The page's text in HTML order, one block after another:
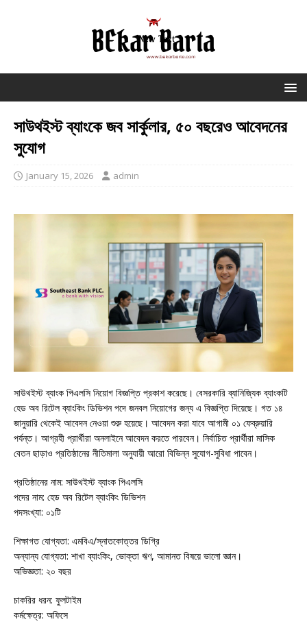
সাউথইস্ট ব্যাংকে জব সার্কুলার, ৫০ বছরেও আবেদনের
সুযোগ
January 15, 2026 admin
সাউথইস্ট ব্যাংক পিএলসি নিয়োগ বিজ্ঞপ্তি প্রকাশ করেছে। বেসরকারি ব্যানিজ্যিক ব্যাংকটি
হেড অব রিটেল ব্যাংকিং ডিভিশন পদে জনবল নিয়োগের জন্য এ বিজ্ঞপ্তি দিয়েছে। গত ১৪
জানুয়ারি থেকেই আবেদন নেওয়া শুরু হয়েছে। আবেদন করা যাবে আগামী ০১ ফেব্রুয়ারি
পর্যন্ত। আগ্রহী প্রার্থীরা অনলাইনে আবেদন করতে পারবেন। নির্বাচিত প্রার্থীরা মাসিক
বেতন ছাড়াও প্রতিষ্ঠানের নীতিমালা অনুযায়ী আরো বিভিন্ন সুযোগ-সুবিধা পাবেন।
প্রতিষ্ঠানের নাম: সাউথইস্ট ব্যাংক পিএলসি
পদের নাম: হেড অব রিটেল ব্যাংকিং ডিভিশন
পদসংখ্যা: ০১টি
শিক্ষাগত যোগ্যতা: এমবিএ/স্নাতকোত্তর ডিগ্রি
অন্যান্য যোগ্যতা: শাখা ব্যাংকিং, ভোক্তা ঋণ, আমানত বিষয়ে ভালো জ্ঞান।
অভিজ্ঞতা: ২০ বছর
চাকরির ধরন: ফুলটাইম
কর্মক্ষেত্র: অফিসে